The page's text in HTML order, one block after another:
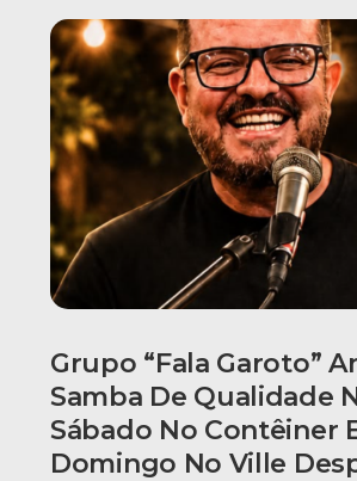
Grupo “Fala Garoto”
Samba De Qualidade
Sábado No Contêiner
Domingo No Ville